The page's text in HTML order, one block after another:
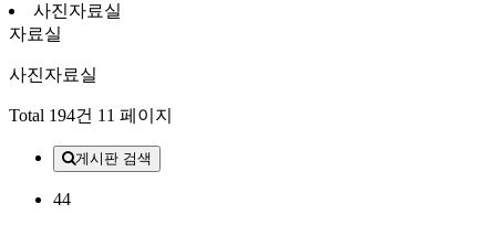
사진자료실
자료실
사진자료실
Total 194건 11 페이지
게시판 검색
44